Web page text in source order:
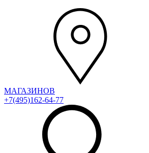
МАГАЗИНОВ
+7(495)162-64-77